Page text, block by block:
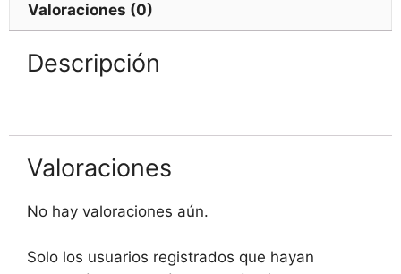
Valoraciones (0)
Descripción
Valoraciones
No hay valoraciones aún.
Solo los usuarios registrados que hayan